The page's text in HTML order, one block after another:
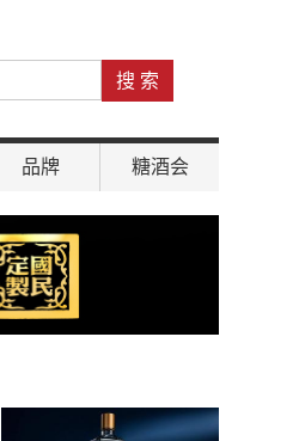
品牌 糖酒会